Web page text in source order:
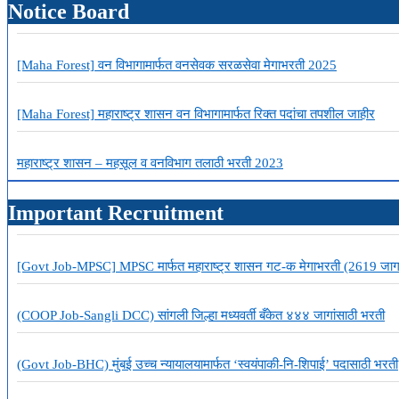
कॉर्पोरेशन
ऑफ
425
जागांसाठी
Notice Board
[Maha Forest] वन विभागामार्फत वनसेवक सरळसेवा मेगाभरती 2025
[Maha Forest] महाराष्ट्र शासन वन विभागामार्फत रिक्त पदांचा तपशील जाहीर
महाराष्ट्र शासन – महसूल व वनविभाग तलाठी भरती 2023
Important Recruitment
[Govt Job-MPSC] MPSC मार्फत महाराष्ट्र शासन गट-क मेगाभरती (2619
(COOP Job-Sangli DCC) सांगली जिल्हा मध्यवर्ती बँकेत ४४४ जागांसाठी भरती
(Govt Job-BHC) मुंबई उच्च न्यायालयामार्फत ‘स्वयंपाकी-नि-शिपाई’ पदासाठी भरती